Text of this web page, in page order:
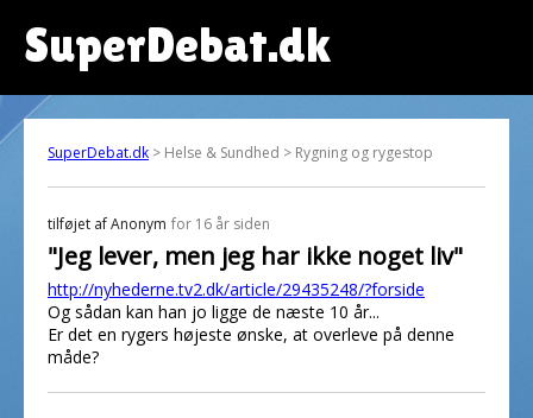
SuperDebat.dk
SuperDebat.dk > Helse & Sundhed > Rygning og rygestop
tilføjet afAnonym for 16 år siden
"Jeg lever, men jeg har ikke noget liv"
http://nyhederne.tv2.dk/article/29435248/?forside
Og sådan kan han jo ligge de næste 10 år...
Er det en rygers højeste ønske, at overleve på denne
måde?